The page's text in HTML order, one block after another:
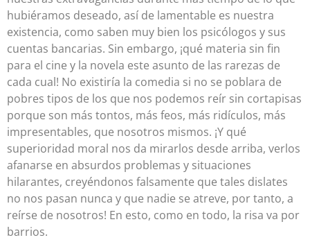
hubiéramos deseado, así de lamentable es nuestra
existencia, como saben muy bien los psicólogos y sus
cuentas bancarias. Sin embargo, ¡qué materia sin fin
para el cine y la novela este asunto de las rarezas de
cada cual! No existiría la comedia si no se poblara de
pobres tipos de los que nos podemos reír sin cortapisas
porque son más tontos, más feos, más ridículos, más
impresentables, que nosotros mismos. ¡Y qué
superioridad moral nos da mirarlos desde arriba, verlos
afanarse en absurdos problemas y situaciones
hilarantes, creyéndonos falsamente que tales dislates
no nos pasan nunca y que nadie se atreve, por tanto, a
reírse de nosotros! En esto, como en todo, la risa va por
barrios.